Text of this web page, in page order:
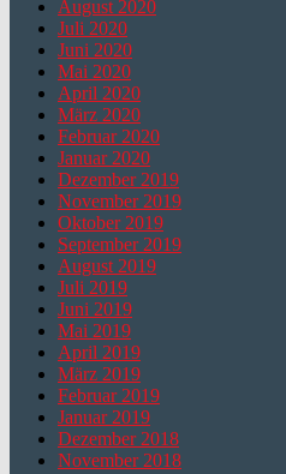
August 2020
Juli 2020
Juni 2020
Mai 2020
April 2020
März 2020
Februar 2020
Januar 2020
Dezember 2019
November 2019
Oktober 2019
September 2019
August 2019
Juli 2019
Juni 2019
Mai 2019
April 2019
März 2019
Februar 2019
Januar 2019
Dezember 2018
November 2018